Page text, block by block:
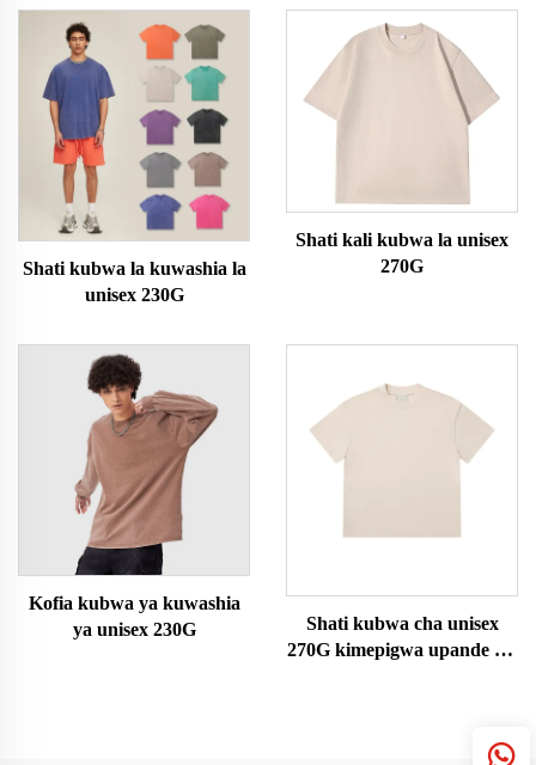
Shati kubwa la kuwashia la
unisex 230G
Shati kali kubwa la unisex
270G
Kofia kubwa ya kuwashia
ya unisex 230G
Shati kubwa cha unisex
270G kimepigwa upande wa